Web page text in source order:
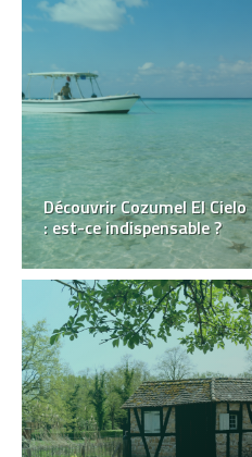
Découvrir Cozumel El
: est-ce indispensable ?